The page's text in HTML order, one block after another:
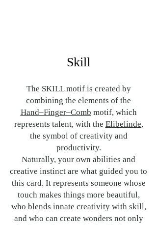
Skill
The SKILL motif is created by
combining the elements of the
Hand–Finger–Comb motif, which
represents talent, with the Elibelinde,
the symbol of creativity and
productivity.
Naturally, your own abilities and
creative instinct are what guided you to
this card. It represents someone whose
touch makes things more beautiful,
who blends innate creativity with skill,
and who can create wonders not only